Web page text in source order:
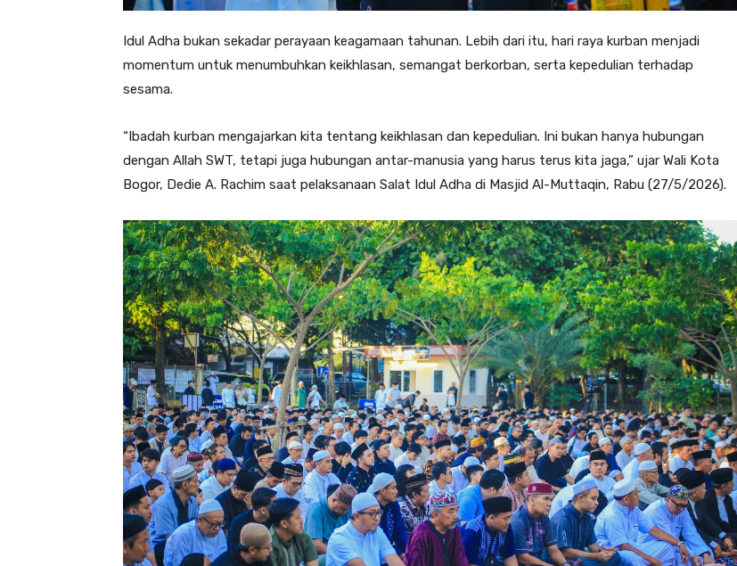
Idul Adha bukan sekadar perayaan keagamaan tahunan. Lebih dari itu, hari raya kurban menjadi
momentum untuk menumbuhkan keikhlasan, semangat berkorban, serta kepedulian terhadap
sesama.
“Ibadah kurban mengajarkan kita tentang keikhlasan dan kepedulian. Ini bukan hanya hubungan
dengan Allah SWT, tetapi juga hubungan antar-manusia yang harus terus kita jaga,” ujar Wali Kota
Bogor, Dedie A. Rachim saat pelaksanaan Salat Idul Adha di Masjid Al-Muttaqin, Rabu (27/5/2026).